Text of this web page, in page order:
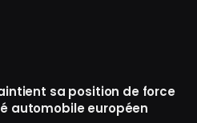
sa position de force
automobile européen